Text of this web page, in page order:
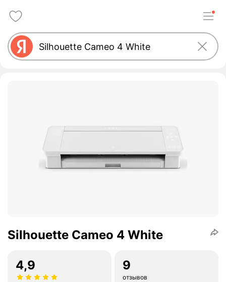
Silhouette Cameo 4 White
4,9 9
отзывов